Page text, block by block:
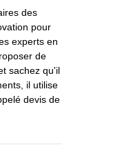
des
pour
experts en
de
sachez qu'il
il utilise
devis de